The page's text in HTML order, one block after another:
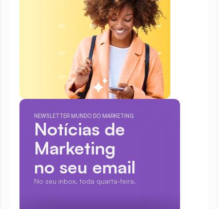
NEWSLETTER MUNDO DO MARKETING
Notícias de
Marketing
no seu email
No seu inbox, toda quarta-feira.